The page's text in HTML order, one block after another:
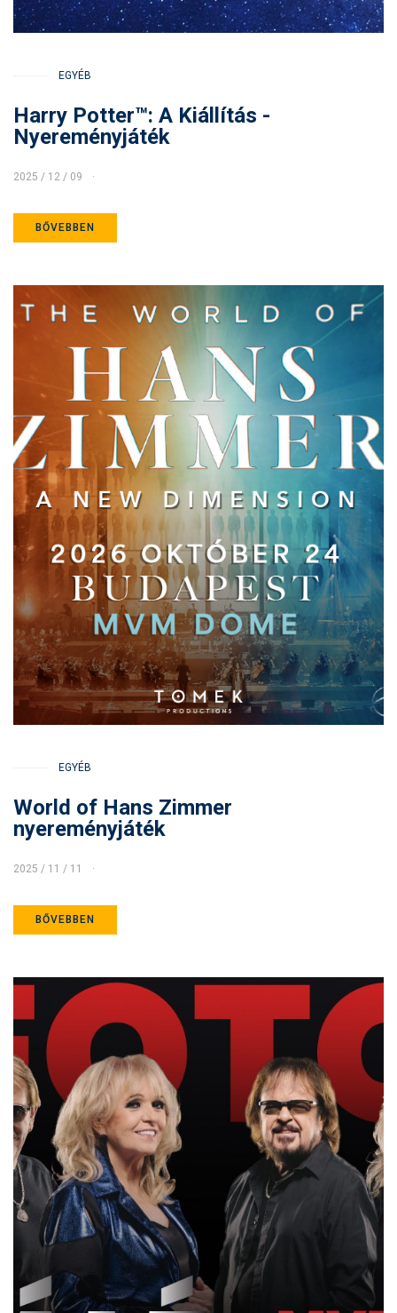
EGYÉB
Harry Potter™: A Kiállítás -
Nyereményjáték
2025 / 12 / 09
BŐVEBBEN
EGYÉB
World of Hans Zimmer
nyereményjáték
2025 / 11 / 11
BŐVEBBEN